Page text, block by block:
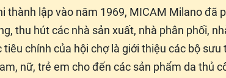
thành lập vào năm 1969, MICAM Milano đã
thu hút các nhà sản xuất, nhà phân phối,
tiêu chính của hội chợ là giới thiệu các bộ
nữ, trẻ em cho đến các sản phẩm da thủ